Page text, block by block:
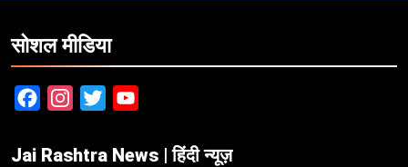
सोशल मीडिया
FacebookInstagram
Twitter
Jai Rashtra News | हिंदी न्यूज़